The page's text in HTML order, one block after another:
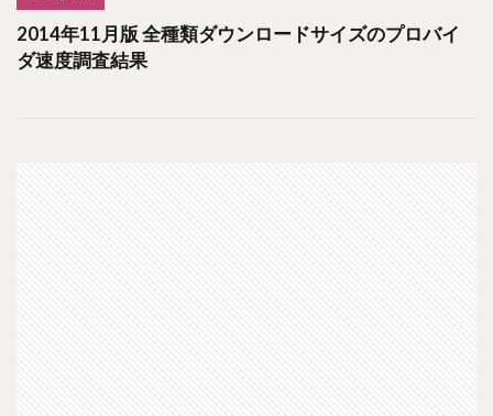
2014年11月版 全種類ダウンロードサイズのプロバイ
ダ速度調査結果